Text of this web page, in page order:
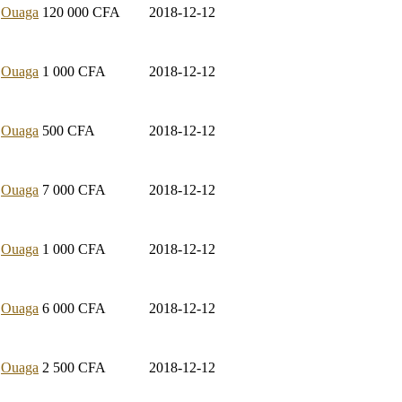
Ouaga 120 000 CFA 2018-12-12
Ouaga 1 000 CFA 2018-12-12
Ouaga 500 CFA 2018-12-12
Ouaga 7 000 CFA 2018-12-12
Ouaga 1 000 CFA 2018-12-12
Ouaga 6 000 CFA 2018-12-12
Ouaga 2 500 CFA 2018-12-12